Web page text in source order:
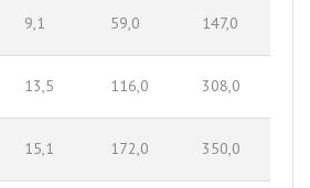
9,1 59,0 147,0
13,5 116,0 308,0
15,1 172,0 350,0